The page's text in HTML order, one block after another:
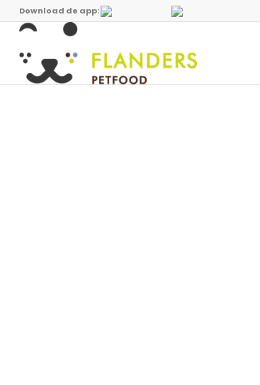
Download de app: